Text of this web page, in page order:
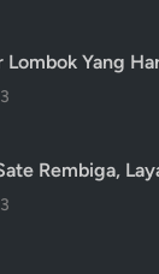
Lombok Yang
Rembiga,